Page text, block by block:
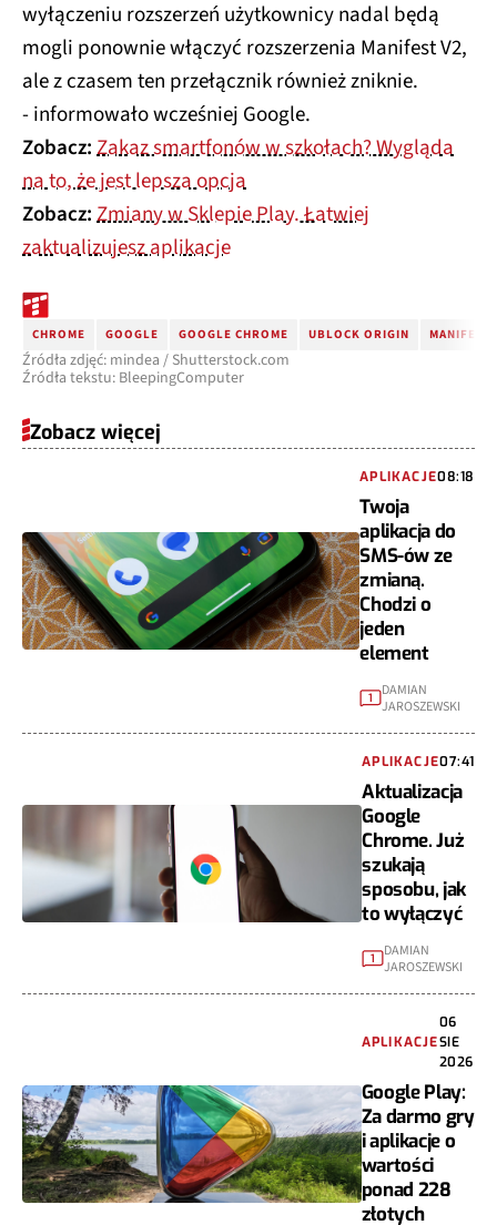
wyłączeniu rozszerzeń użytkownicy nadal będą
mogli ponownie włączyć rozszerzenia Manifest V2,
ale z czasem ten przełącznik również zniknie.
- informowało wcześniej Google.
Zobacz: Zakaz smartfonów w szkołach? Wygląda
na to, że jest lepsza opcja
Zobacz: Zmiany w Sklepie Play. Łatwiej
zaktualizujesz aplikacje
CHROME GOOGLE GOOGLE CHROME UBLOCK ORIGIN MANIFEST
Źródła zdjęć: mindea / Shutterstock.com
Źródła tekstu: BleepingComputer
Zobacz więcej
APLIKACJE08:18
Twoja
aplikacja do
SMS-ów ze
zmianą.
Chodzi o
jeden
element
1
DAMIAN
JAROSZEWSKI
APLIKACJE07:41
Aktualizacja
Google
Chrome. Już
szukają
sposobu, jak
to wyłączyć
1
DAMIAN
JAROSZEWSKI
APLIKACJE
06
SIE
2026
Google Play:
Za darmo gry
i aplikacje o
wartości
ponad 228
złotych